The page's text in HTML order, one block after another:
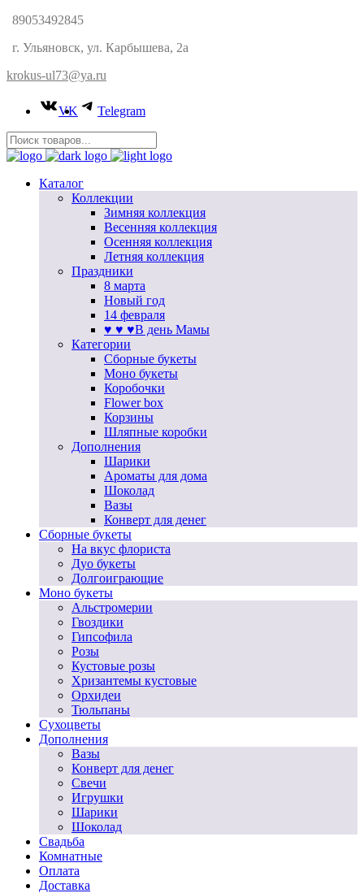
89053492845
г. Ульяновск, ул. Карбышева, 2а
krokus-ul73@ya.ru
VK Telegram
Каталог
Коллекции
Зимняя коллекция
Весенняя коллекция
Осенняя коллекция
Летняя коллекция
Праздники
8 марта
Новый год
14 февраля
♥ ♥ ♥В день Мамы
Категории
Сборные букеты
Моно букеты
Коробочки
Flower box
Корзины
Шляпные коробки
Дополнения
Шарики
Ароматы для дома
Шоколад
Вазы
Конверт для денег
Сборные букеты
На вкус флориста
Дуо букеты
Долгоиграющие
Моно букеты
Альстромерии
Гвоздики
Гипсофила
Розы
Кустовые розы
Хризантемы кустовые
Орхидеи
Тюльпаны
Сухоцветы
Дополнения
Вазы
Конверт для денег
Свечи
Игрушки
Шарики
Шоколад
Свадьба
Комнатные
Оплата
Доставка